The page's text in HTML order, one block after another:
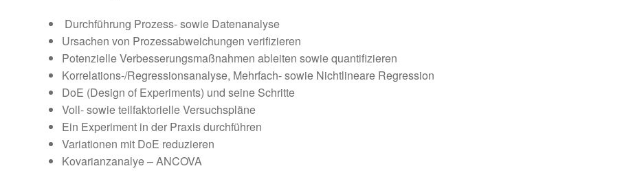
Durchführung Prozess- sowie Datenanalyse
Ursachen von Prozessabweichungen verifizieren
Potenzielle Verbesserungsmaßnahmen ableiten sowie quantifizieren
Korrelations-/Regressionsanalyse, Mehrfach- sowie Nichtlineare Regression
DoE (Design of Experiments) und seine Schritte
Voll- sowie teilfaktorielle Versuchspläne
Ein Experiment in der Praxis durchführen
Variationen mit DoE reduzieren
Kovarianzanalye – ANCOVA